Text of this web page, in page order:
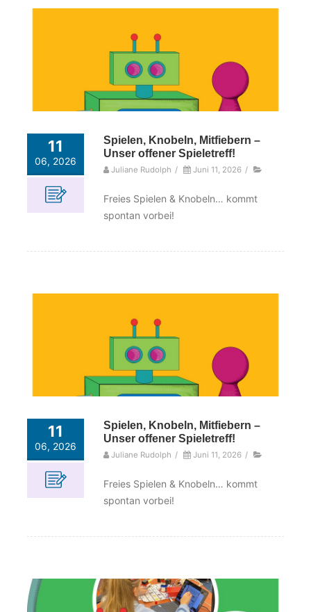
11
06, 2026
Spielen, Knobeln, Mitfiebern –
Unser offener Spieletreff!
Juliane Rudolph / Juni 11, 2026 /
Freies Spielen & Knobeln… kommt
spontan vorbei!
11
06, 2026
Spielen, Knobeln, Mitfiebern –
Unser offener Spieletreff!
Juliane Rudolph / Juni 11, 2026 /
Freies Spielen & Knobeln… kommt
spontan vorbei!